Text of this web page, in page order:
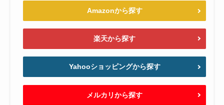
Amazonから探す
楽天から探す
Yahooショッピングから探す
メルカリから探す